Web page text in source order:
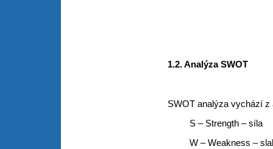
1.2. Analýza SWOT
SWOT analýza vychází z
S – Strength – síla
W – Weakness –